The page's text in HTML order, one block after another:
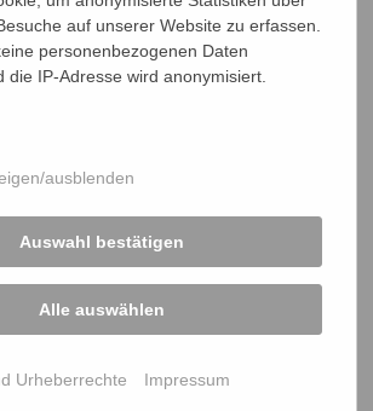
JETZT SPENDEN
600
auf unserer Website zu erfassen.
personenbezogenen Daten
die IP-Adresse wird anonymisiert.
ausblenden
Auswahl bestätigen
Alle auswählen
Urheberrechte Impressum